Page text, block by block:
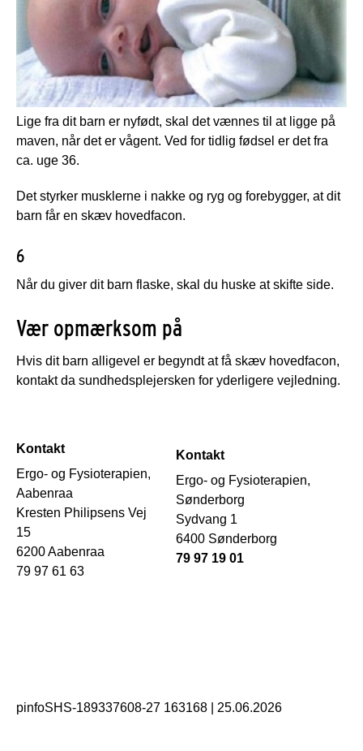
Lige fra dit barn er nyfødt, skal det vænnes til at ligge på
maven, når det er vågent. Ved for tidlig fødsel er det fra
ca. uge 36.
Det styrker musklerne i nakke og ryg og forebygger, at dit
barn får en skæv hovedfacon.
6
Når du giver dit barn flaske, skal du huske at skifte side.
Vær opmærksom på
Hvis dit barn alligevel er begyndt at få skæv hovedfacon,
kontakt da sundhedsplejersken for yderligere vejledning.
Kontakt
Ergo- og Fysioterapien,
Aabenraa
Kresten Philipsens Vej
15
6200 Aabenraa
79 97 61 63
Kontakt
Ergo- og Fysioterapien,
Sønderborg
Sydvang 1
6400 Sønderborg
79 97 19 01
pinfoSHS-189337608-27 163168 25.06.2026